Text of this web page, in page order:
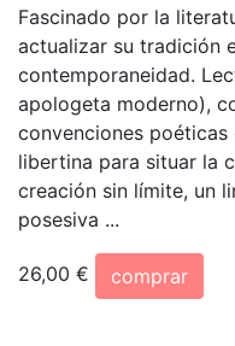
Fascinado por la
actualizar su tradición
contemporaneidad.
apologeta moderno),
convenciones
libertina para situar la
creación sin límite, un
posesiva ...
26,00 €
comprar